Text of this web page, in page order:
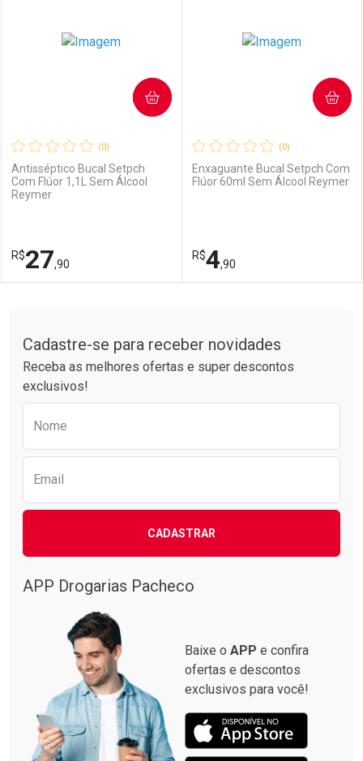
(0)
Antisséptico Bucal Setpch
Com Flúor 1,1L Sem Álcool
Reymer
R$27,90
COMPRAR
Laboratório
Comprar sem Desconto
Por Menos
Comprar sem Desconto
Por R$ 27,90/cada
(0)
Enxaguante Bucal Setpch Com
Flúor 60ml Sem Álcool Reymer
R$4,90
COMPRAR
Laboratório
Por Menos
Cadastre-se para receber novidades
Receba as melhores ofertas e super descontos
exclusivos!
Nome
Email
CADASTRAR
APP Drogarias Pacheco
Baixe o APP e confira
ofertas e descontos
exclusivos para você!